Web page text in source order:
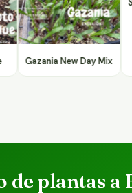
Gazania New Day Mix
de plantas a